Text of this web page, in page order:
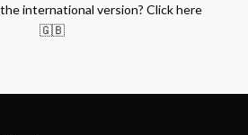
international version? Click here
🇬🇧